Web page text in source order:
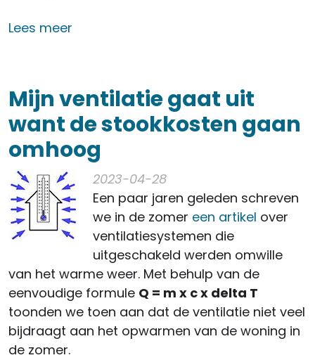
Lees meer
Mijn ventilatie gaat uit
want de stookkosten gaan
omhoog
2023-04-28
Een paar jaren geleden schreven
we in de zomer een artikel over
ventilatiesystemen die
uitgeschakeld werden omwille
van het warme weer. Met behulp van de
eenvoudige formule Q = m x c x delta T
toonden we toen aan dat de ventilatie niet veel
bijdraagt aan het opwarmen van de woning in
de zomer.